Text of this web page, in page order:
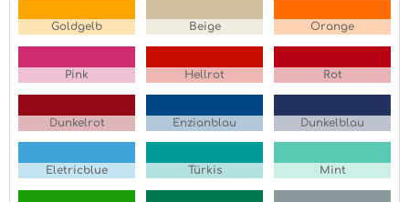
Goldgelb Beige Orange
Pink Hellrot Rot
Dunkelrot Enzianblau Dunkelblau
Eletricblue Türkis Mint